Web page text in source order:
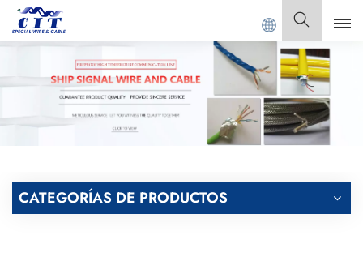
CIT SPECIAL CABLE Co., Ltd. Español
English
Français
Italiano
CATEGORÍAS DE PRODUCTOS